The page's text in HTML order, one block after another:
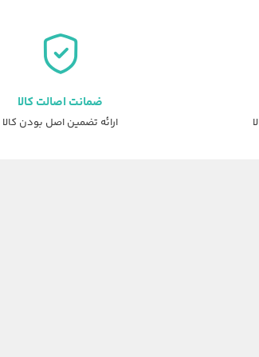
ضمانت اصالت کالا
ارائه تضمین اصل بودن کالا